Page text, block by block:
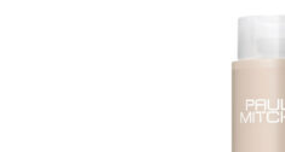
₴949
до